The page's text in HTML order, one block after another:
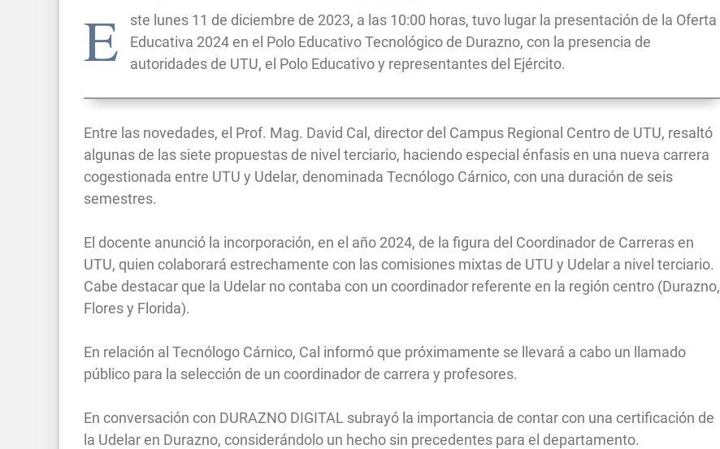
E
ste lunes 11 de diciembre de 2023, a las 10:00 horas, tuvo lugar la presentación de la Oferta
Educativa 2024 en el Polo Educativo Tecnológico de Durazno, con la presencia de
autoridades de UTU, el Polo Educativo y representantes del Ejército.
Entre las novedades, el Prof. Mag. David Cal, director del Campus Regional Centro de UTU, resaltó
algunas de las siete propuestas de nivel terciario, haciendo especial énfasis en una nueva carrera
cogestionada entre UTU y Udelar, denominada Tecnólogo Cárnico, con una duración de seis
semestres.
El docente anunció la incorporación, en el año 2024, de la figura del Coordinador de Carreras en
UTU, quien colaborará estrechamente con las comisiones mixtas de UTU y Udelar a nivel terciario.
Cabe destacar que la Udelar no contaba con un coordinador referente en la región centro (Durazno,
Flores y Florida).
En relación al Tecnólogo Cárnico, Cal informó que próximamente se llevará a cabo un llamado
público para la selección de un coordinador de carrera y profesores.
En conversación con DURAZNO DIGITAL subrayó la importancia de contar con una certificación de
la Udelar en Durazno, considerándolo un hecho sin precedentes para el departamento.